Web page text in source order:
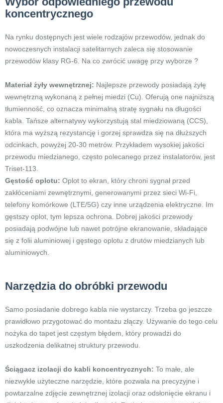
koncentrycznego
Na rynku dostępnych jest wiele rodzajów przewodów, jednak do
nowoczesnych instalacji satelitarnych zaleca się stosowanie
przewodów klasy RG-6. Na co zwrócić uwagę przy wyborze ?
Materiał żyły wewnętrznej: Najlepsze przewody posiadają żyłę
wewnętrzną wykonaną z pełnej miedzi (Cu). Oferują one najniższą
tłumienność, co oznacza minimalną stratę sygnału na długości
kabla. Tańsze alternatywy wykorzystują stal miedziowaną (CCS),
która ma wyższą rezystancję i gorzej sprawdza się na dłuższych
odcinkach, powyżej 20-30 metrów. Przykładem wysokiej jakości
przewodu miedzianego, często polecanego przez instalatorów, jest
Triset-113.
Gęstość oplotu: Oplot to ekran, który chroni sygnał przed
zakłóceniami zewnętrznymi, generowanymi przez sieci Wi-Fi,
telefony komórkowe (LTE/5G) czy inne urządzenia elektryczne. Im
gęstszy oplot, tym lepsza ochrona. Dobrej jakości przewody
posiadają podwójne lub nawet potrójne ekranowanie, składające
się z folii aluminiowej i gęstego oplotu z drutów miedzianych lub
aluminiowych.
Narzędzia do obróbki przewodu
Samo posiadanie dobrego kabla nie wystarczy. Trzeba go jeszcze
prawidłowo przygotować do montażu złączy. Używanie do tego celu
nożyka do tapet jest częstym błędem, który prowadzi do
uszkodzenia delikatnej struktury przewodu.
Ściągacz izolacji do kabli koncentrycznych: To małe, ale
niezwykle użyteczne narzędzie, które pozwala na precyzyjne i
powtarzalne zdjęcie zewnętrznej izolacji oraz odsłonięcie ekranu i